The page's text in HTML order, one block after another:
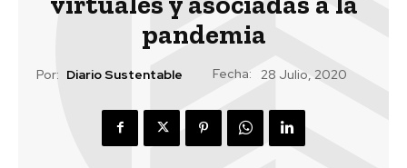
pandemia
Por: Diario Sustentable Fecha: 28 Julio, 2020